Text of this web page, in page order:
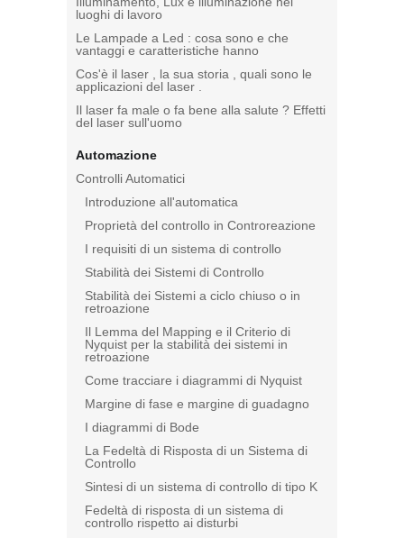
luoghi di lavoro
Le Lampade a Led : cosa sono e che
vantaggi e caratteristiche hanno
Cos'è il laser , la sua storia , quali sono le
applicazioni del laser .
Il laser fa male o fa bene alla salute ? Effetti
del laser sull'uomo
Automazione
Controlli Automatici
Introduzione all'automatica
Proprietà del controllo in Controreazione
I requisiti di un sistema di controllo
Stabilità dei Sistemi di Controllo
Stabilità dei Sistemi a ciclo chiuso o in
retroazione
Il Lemma del Mapping e il Criterio di
Nyquist per la stabilità dei sistemi in
retroazione
Come tracciare i diagrammi di Nyquist
Margine di fase e margine di guadagno
I diagrammi di Bode
La Fedeltà di Risposta di un Sistema di
Controllo
Sintesi di un sistema di controllo di tipo K
Fedeltà di risposta di un sistema di
controllo rispetto ai disturbi